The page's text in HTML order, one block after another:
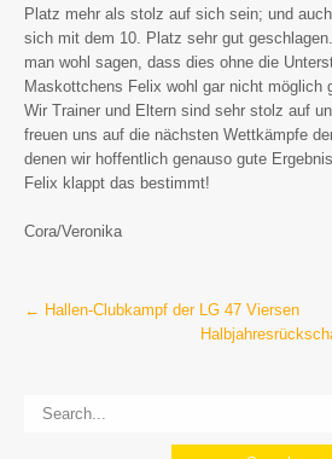
Platz mehr als stolz auf sich sein; und
sich mit dem 10. Platz sehr gut
man wohl sagen, dass dies ohne die
Maskottchens Felix wohl gar nicht möglich
Wir Trainer und Eltern sind sehr stolz auf
freuen uns auf die nächsten Wettkämpfe
denen wir hoffentlich genauso gute
Felix klappt das bestimmt!
Cora/Veronika
Post
← Hallen-Clubkampf der LG 47 Viersen